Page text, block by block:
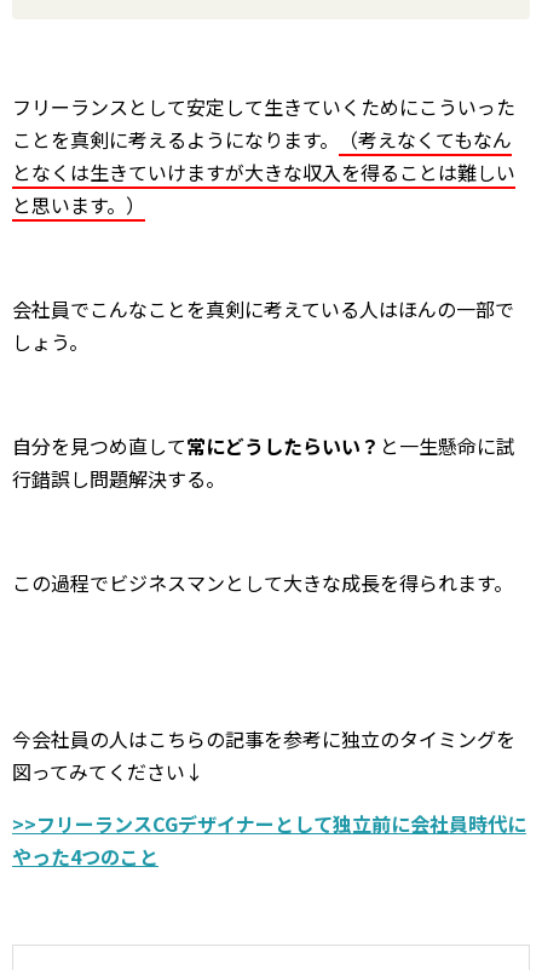
フリーランスとして安定して生きていくためにこういった
ことを真剣に考えるようになります。
（考えなくてもなん
となくは生きていけますが大きな収入を得ることは難しい
と思います。）
会社員でこんなことを真剣に考えている人はほんの一部で
しょう。
自分を見つめ直して常にどうしたらいい？ と一生懸命に試
行錯誤し問題解決する。
この過程でビジネスマンとして大きな成長を得られます。
今会社員の人はこちらの記事を参考に独立のタイミングを
図ってみてください↓
>>フリーランスCGデザイナーとして独立前に会社員時代に
やった4つのこと